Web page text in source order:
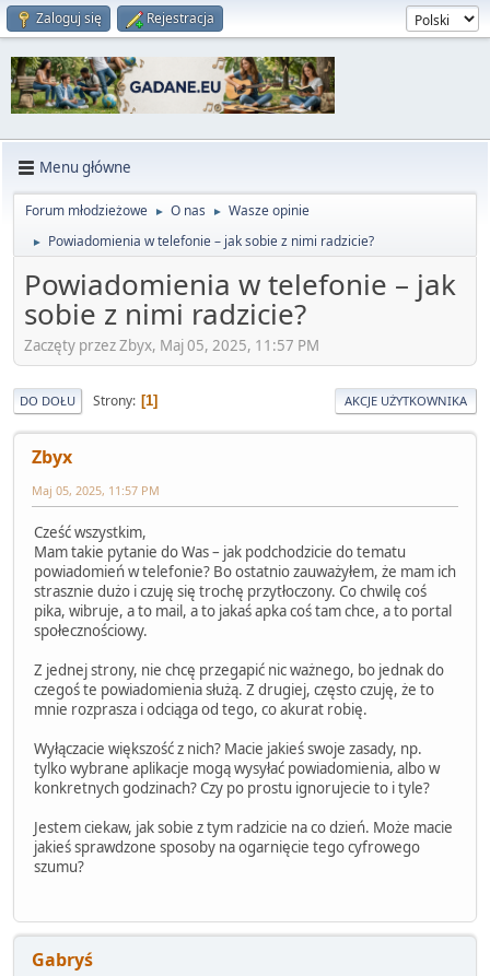
Zaloguj się Rejestracja
Menu główne
Forum młodzieżowe ► O nas ► Wasze opinie
► Powiadomienia w telefonie – jak sobie z nimi radzicie?
Powiadomienia w telefonie – jak
sobie z nimi radzicie?
Zaczęty przez Zbyx, Maj 05, 2025, 11:57 PM
DO DOŁU Strony 1 AKCJE UŻYTKOWNIKA
Zbyx
Maj 05, 2025, 11:57 PM
Cześć wszystkim,
Mam takie pytanie do Was – jak podchodzicie do tematu
powiadomień w telefonie? Bo ostatnio zauważyłem, że mam ich
strasznie dużo i czuję się trochę przytłoczony. Co chwilę coś
pika, wibruje, a to mail, a to jakaś apka coś tam chce, a to portal
społecznościowy.
Z jednej strony, nie chcę przegapić nic ważnego, bo jednak do
czegoś te powiadomienia służą. Z drugiej, często czuję, że to
mnie rozprasza i odciąga od tego, co akurat robię.
Wyłączacie większość z nich? Macie jakieś swoje zasady, np.
tylko wybrane aplikacje mogą wysyłać powiadomienia, albo w
konkretnych godzinach? Czy po prostu ignorujecie to i tyle?
Jestem ciekaw, jak sobie z tym radzicie na co dzień. Może macie
jakieś sprawdzone sposoby na ogarnięcie tego cyfrowego
szumu?
Gabryś